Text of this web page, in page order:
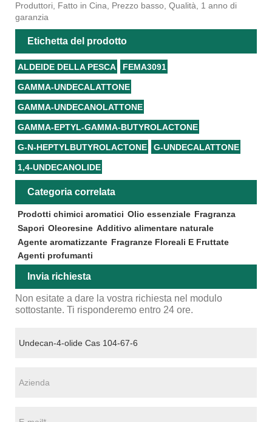
Produttori, Fatto in Cina, Prezzo basso, Qualità, 1 anno di
garanzia
Etichetta del prodotto
ALDEIDE DELLA PESCA FEMA3091
GAMMA-UNDECALATTONE
GAMMA-UNDECANOLATTONE
GAMMA-EPTYL-GAMMA-BUTYROLACTONE
G-N-HEPTYLBUTYROLACTONE G-UNDECALATTONE
1,4-UNDECANOLIDE
Categoria correlata
Prodotti chimici aromatici Olio essenziale Fragranza
Sapori Oleoresine Additivo alimentare naturale
Agente aromatizzante Fragranze Floreali E Fruttate
Agenti profumanti
Invia richiesta
Non esitate a dare la vostra richiesta nel modulo
sottostante. Ti risponderemo entro 24 ore.